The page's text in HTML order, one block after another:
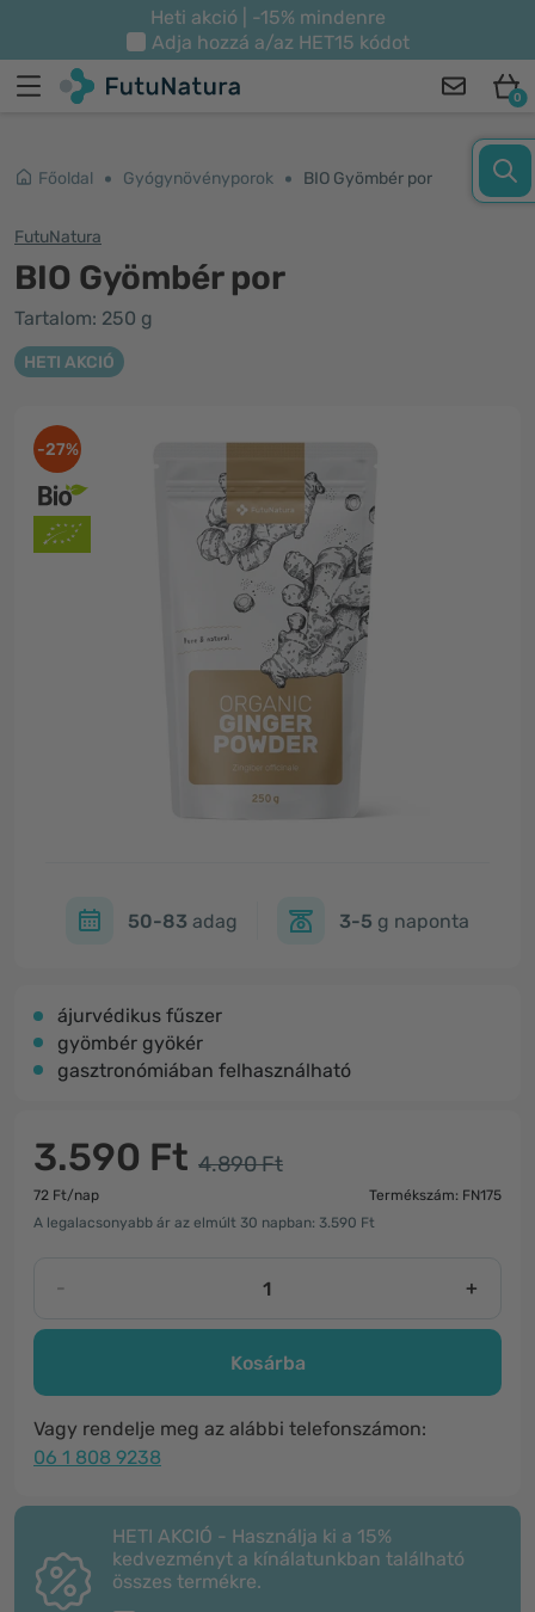
Heti akció | -15% mindenre
Adja hozzá a/az HET15 kódot
0
Főoldal Gyógynövényporok BIO Gyömbér por
FutuNatura
BIO Gyömbér por
Tartalom: 250 g
HETI AKCIÓ
-27%
50-83 adag 3-5 g naponta
ájurvédikus fűszer
gyömbér gyökér
gasztronómiában felhasználható
3.590 Ft 4.890 Ft
72 Ft/nap
Termékszám: FN175
A legalacsonyabb ár az elmúlt 30 napban: 3.590 Ft
- +
Kosárba
Vagy rendelje meg az alábbi telefonszámon:
06 1 808 9238
HETI AKCIÓ - Használja ki a 15%
kedvezményt a kínálatunkban található
összes termékre.